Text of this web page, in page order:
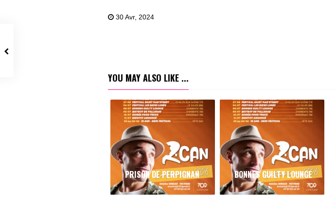
30 Avr, 2024
YOU MAY ALSO LIKE ...
PRISON DE PERPIGNAN BONNES GUILTY LOUNGE